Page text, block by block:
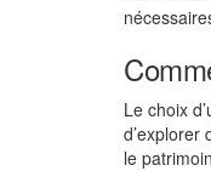
Le choix
d’explorer
le